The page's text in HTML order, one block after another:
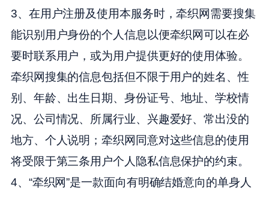
3、在用户注册及使用本服务时，牵织网需要搜集
能识别用户身份的个人信息以便牵织网可以在必
要时联系用户，或为用户提供更好的使用体验。
牵织网搜集的信息包括但不限于用户的姓名、性
别、年龄、出生日期、身份证号、地址、学校情
况、公司情况、所属行业、兴趣爱好、常出没的
地方、个人说明；牵织网同意对这些信息的使用
将受限于第三条用户个人隐私信息保护的约束。
4、“牵织网”是一款面向有明确结婚意向的单身人